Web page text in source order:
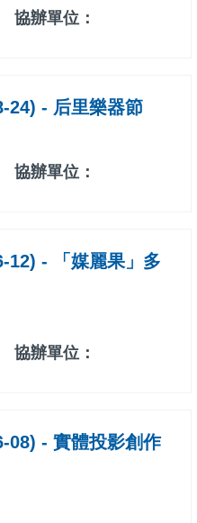
協辦單位：
24) - 后里樂器節
協辦單位：
12) - 「媒麗果」多
協辦單位：
08) - 實體投影創作